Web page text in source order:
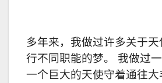
多年来，我做过许多关于
行不同职能的梦。 我做过
一个巨大的天使守着通往大